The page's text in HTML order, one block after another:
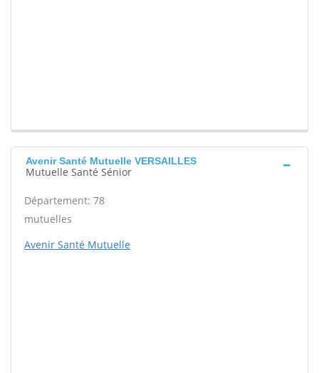
Avenir Santé Mutuelle VERSAILLES
Mutuelle Santé Sénior
Département: 78
mutuelles
Avenir Santé Mutuelle